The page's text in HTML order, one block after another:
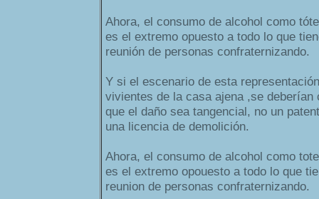
Ahora, el consumo de alcohol como
es el extremo opuesto a todo lo que
reunión de personas confraternizando.
Y si el escenario de esta
vivientes de la casa ajena ,se deberían
que el daño sea tangencial, no un
una licencia de demolición.
Ahora, el consumo de alcohol como
es el extremo opouesto a todo lo que
reunion de personas confraternizando.